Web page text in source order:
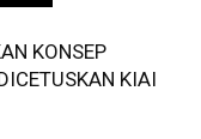
KONSEP
KIAI